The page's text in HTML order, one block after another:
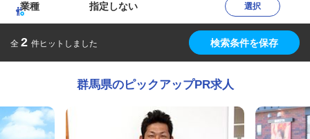
業種 指定しない 選択
全 2 件ヒットしました 検索条件を保存
群馬県のピックアップPR求人